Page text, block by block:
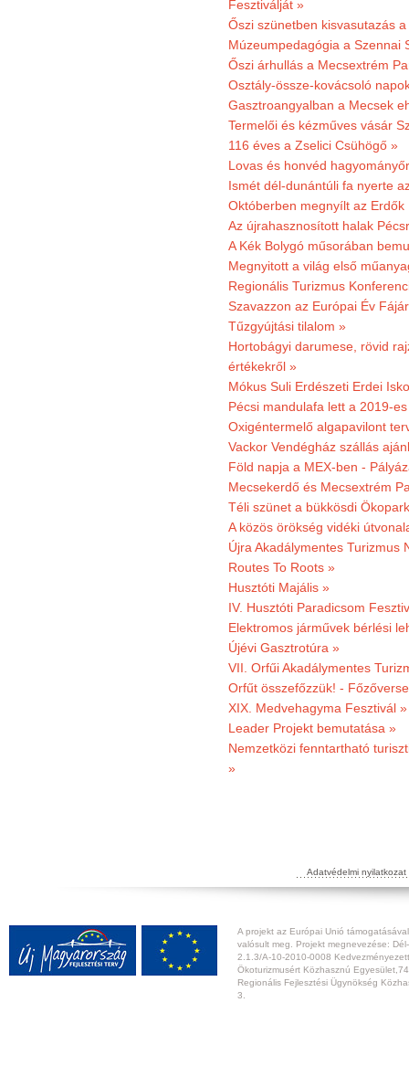
Fesztiválját »
Őszi szünetben kisvasutazás
Múzeumpedagógia a Szennai
Őszi árhullás a Mecsextrém
Osztály-össze-kovácsoló
Gasztroangyalban a Mecsek
Termelői és kézműves vásár
116 éves a Zselici Csühögő »
Lovas és honvéd
Ismét dél-dunántúli fa nyerte
Októberben megnyílt az
Az újrahasznosított halak
A Kék Bolygó műsorában
Megnyitott a világ első
Regionális Turizmus
Szavazzon az Európai Év
Tűzgyújtási tilalom »
Hortobágyi darumese, rövid
értékekről »
Mókus Suli Erdészeti Erdei
Pécsi mandulafa lett a 2019-
Oxigéntermelő algapavilont
Vackor Vendégház szállás
Föld napja a MEX-ben -
Mecsekerdő és Mecsextrém
Téli szünet a bükkösdi
A közös örökség vidéki
Újra Akadálymentes Turizmus
Routes To Roots »
Husztóti Majális »
IV. Husztóti Paradicsom
Elektromos járművek bérlési
Újévi Gasztrotúra »
VII. Orfűi Akadálymentes
Orfűt összefőzzük! -
XIX. Medvehagyma Fesztivál »
Leader Projekt bemutatása »
Nemzetközi fenntartható
»
Adatvédelmi nyilatkozat
A projekt az Európai Unió
valósult meg. Projekt megnevezése:
2.1.3/A-10-2010-0008
Ökoturizmusért Közhasznú
Regionális Fejlesztési Ügynökség
3.